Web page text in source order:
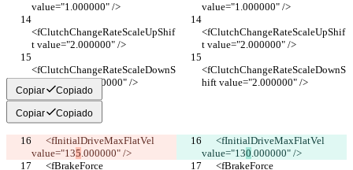
value="1.000000" />
value="1.000000" />
<fClutchChangeRateScaleUpShif
t value="2.000000" />
<fClutchChangeRateScaleUpShif
t value="2.000000" />
<fClutchChangeRateScaleDownS
hift value="2.000000" />
<fClutchChangeRateScaleDownS
hift value="2.000000" />
Copiar Copiado
Copiar Copiado
value="135.000000" />
value="130.000000" />